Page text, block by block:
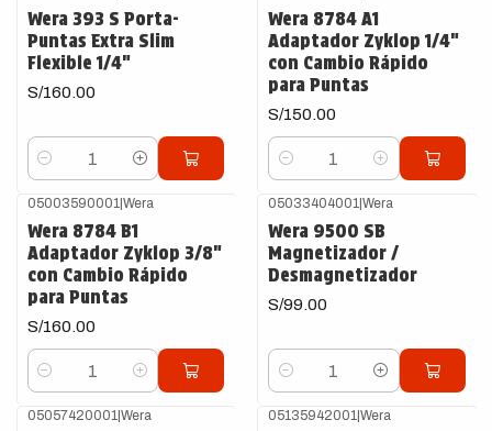
Wera 393 S Porta-
Puntas Extra Slim
Flexible 1/4"
S/160.00
Cantidad
Wera 8784 A1
Adaptador Zyklop 1/4"
con Cambio Rápido
para Puntas
S/150.00
Cantidad
05003590001 |Wera
Wera 8784 B1
Adaptador Zyklop 3/8"
con Cambio Rápido
para Puntas
S/160.00
Cantidad
05033404001 |Wera
Wera 9500 SB
Magnetizador /
Desmagnetizador
S/99.00
Cantidad
05057420001 |Wera 05135942001 |Wera